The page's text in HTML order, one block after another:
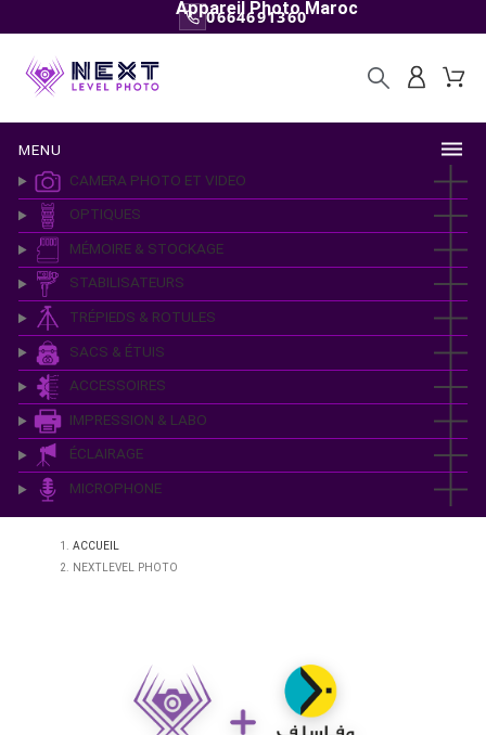
Appareil Photo Maroc
0664691360
MENU
CAMERA PHOTO ET VIDEO
OPTIQUES
MÉMOIRE & STOCKAGE
STABILISATEURS
TRÉPIEDS & ROTULES
SACS & ÉTUIS
ACCESSOIRES
IMPRESSION & LABO
MICROPHONE
NEXTLEVEL PHOTO